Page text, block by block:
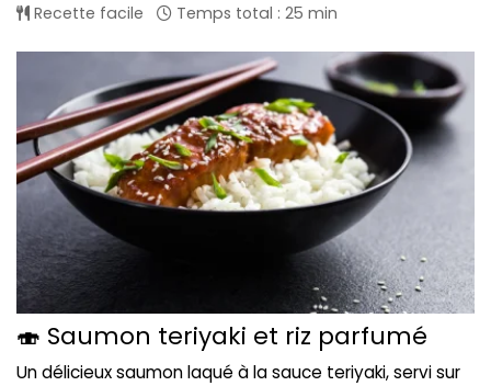
Recette facile Temps total : 25 min
🍣 Saumon teriyaki et riz parfumé
Un délicieux saumon laqué à la sauce teriyaki, servi sur